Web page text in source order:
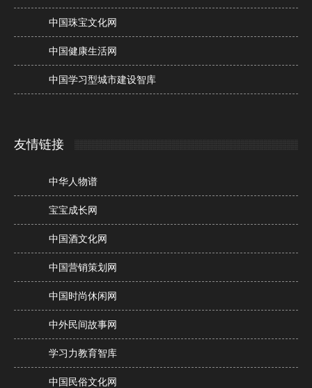
中国珠宝文化网
中国健康生活网
中国学习型城市建设智库
友情链接
中华人物谱
宝宝成长网
中国酒文化网
中国营销策划网
中国时尚休闲网
中外民间故事网
学习力教育智库
中国民俗文化网